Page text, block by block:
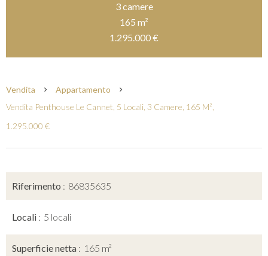
3 camere
165 m²
1.295.000 €
Vendita
Appartamento
Vendita Penthouse Le Cannet, 5 Locali, 3 Camere, 165 M²,
1.295.000 €
Riferimento 86835635
Locali 5 locali
Superficie netta 165 m²